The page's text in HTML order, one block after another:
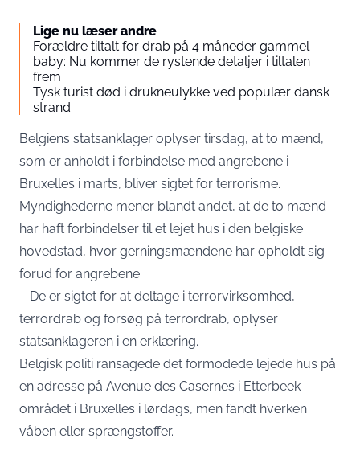
Lige nu læser andre
Forældre tiltalt for drab på 4 måneder gammel
baby: Nu kommer de rystende detaljer i tiltalen
frem
Tysk turist død i drukneulykke ved populær dansk
strand
Belgiens statsanklager oplyser tirsdag, at to mænd,
som er anholdt i forbindelse med angrebene i
Bruxelles i marts, bliver sigtet for terrorisme.
Myndighederne mener blandt andet, at de to mænd
har haft forbindelser til et lejet hus i den belgiske
hovedstad, hvor gerningsmændene har opholdt sig
forud for angrebene.
– De er sigtet for at deltage i terrorvirksomhed,
terrordrab og forsøg på terrordrab, oplyser
statsanklageren i en erklæring.
Belgisk politi ransagede det formodede lejede hus på
en adresse på Avenue des Casernes i Etterbeek-
området i Bruxelles i lørdags, men fandt hverken
våben eller sprængstoffer.